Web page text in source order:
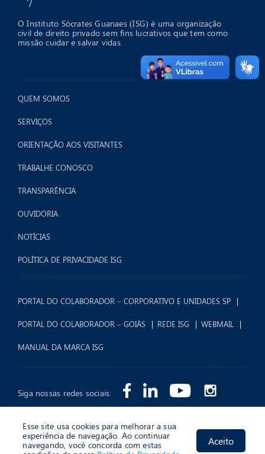
O Instituto Sócrates Guanaes (ISG) é uma organização
civil de direito privado sem fins lucrativos que tem como
missão cuidar e salvar vidas.
>
QUEM SOMOS
SERVIÇOS
ORIENTAÇÃO AOS VISITANTES
TRABALHE CONOSCO
TRANSPARÊNCIA
OUVIDORIA
NOTÍCIAS
POLÍTICA DE PRIVACIDADE ISG
PORTAL DO COLABORADOR – CORPORATIVO E UNIDADES SP
PORTAL DO COLABORADOR – GOIÁS REDE ISG WEBMAIL
MANUAL DA MARCA ISG
Siga nossas redes sociais:
Esse site usa cookies para melhorar a sua
experiência de navegação. Ao continuar
navegando, você concorda com estas
Aceito